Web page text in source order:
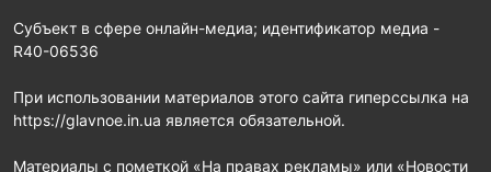
Субъект в сфере онлайн-медиа; идентификатор медиа -
R40-06536
При использовании материалов этого сайта гиперссылка на
https://glavnoe.in.ua является обязательной.
Материалы с пометкой «На правах рекламы» или «Новости